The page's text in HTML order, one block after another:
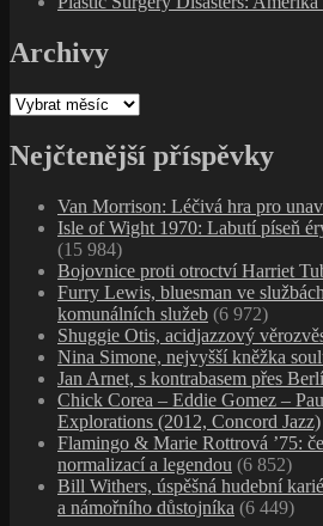
Archivy
Archivy
Nejčtenější příspěvky
Van Morrison: Léčivá hra pro
Isle of Wight 1970: Labutí píseň
(15 984)
Bojovnice proti otroctví Harriet
Furry Lewis, bluesman ve
komunálních služeb (6 972)
Shuggie Otis, acidjazzový
Nina Simone, nejvyšší kněžka
Jan Arnet, s kontrabasem přes
Chick Corea – Eddie Gomez –
Explorations (2012, Concord Jazz)
Flamingo & Marie Rottrová ’75:
normalizací a legendou (6 852)
Bill Withers, úspěšná hudební
a námořního důstojníka (6 449)